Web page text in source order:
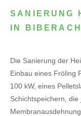
SANIERUNG
IN BIBERACH
Die Sanierung der
Einbau eines Fröling
100 kW, eines
Schichtspeichern,